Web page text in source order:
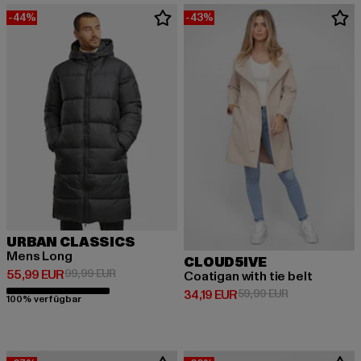
-44%
URBAN CLASSICS
Mens Long
55,99 EUR
Derzeitiger Preis: 55,99 EUR
99,99 EURAktionspreis: 99,99 EUR
100% verfügbar
-43%
CLOUD5IVE
Coatigan with tie belt
34,19 EUR
Derzeitiger Preis: 34,19 EUR
59,99 EURAktionspreis: